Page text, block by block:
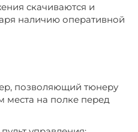
скачиваются и
наличию оперативной
позволяющий тюнеру
места на полке перед